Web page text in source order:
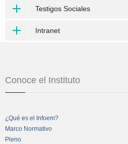
Testigos Sociales
Intranet
Conoce el Instituto
¿Qué es el Infoem?
Marco Normativo
Pleno